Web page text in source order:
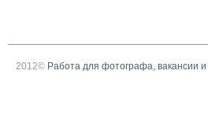
2012© Работа для фотографа, вакансии